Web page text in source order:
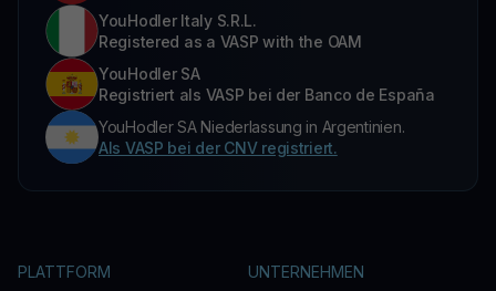
YouHodler Italy S.R.L.
Registered as a VASP with the OAM
YouHodler SA
Registriert als VASP bei der Banco de España
YouHodler SA Niederlassung in Argentinien.
Als VASP bei der CNV registriert.
PLATTFORM UNTERNEHMEN